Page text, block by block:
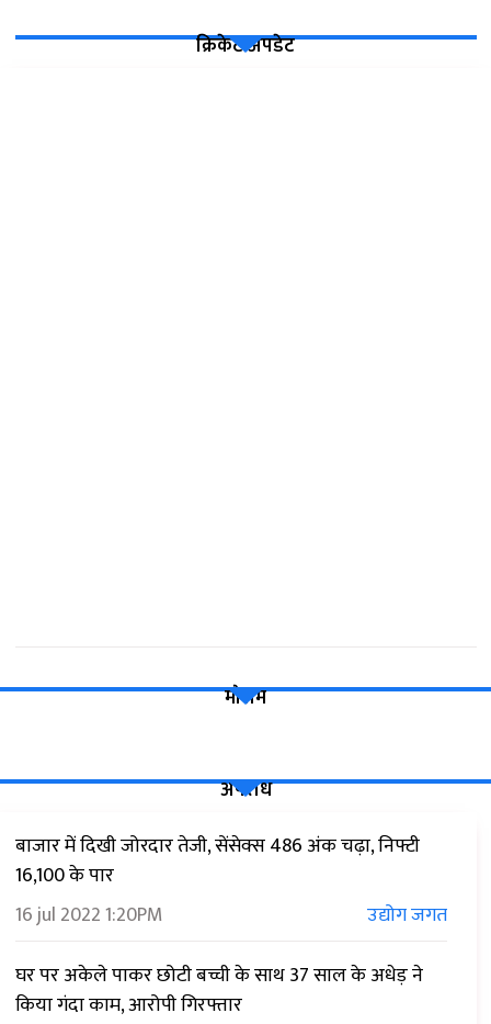
क्रिकेट अपडेट
मौसम
अपराध
बाजार में दिखी जोरदार तेजी, सेंसेक्स 486 अंक चढ़ा, निफ्टी
16,100 के पार
16 jul 20221:20PM
उद्योग जगत
घर पर अकेले पाकर छोटी बच्ची के साथ 37 साल के अधेड़ ने
किया गंदा काम, आरोपी गिरफ्तार